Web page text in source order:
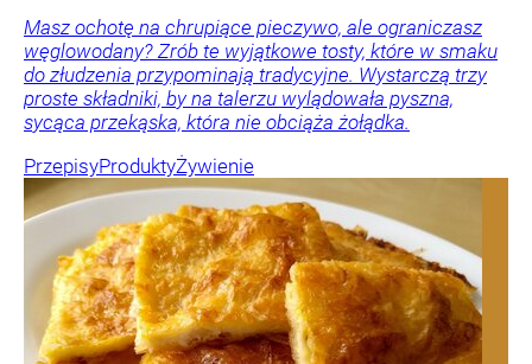
Masz ochotę na chrupiące pieczywo, ale ograniczasz
węglowodany? Zrób te wyjątkowe tosty, które w smaku
do złudzenia przypominają tradycyjne. Wystarczą trzy
proste składniki, by na talerzu wylądowała pyszna,
sycąca przekąska, która nie obciąża żołądka.
PrzepisyProduktyŻywienie